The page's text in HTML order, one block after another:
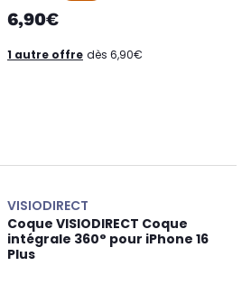
6,90€
1 autre offre dès 6,90€
VISIODIRECT
Coque VISIODIRECT Coque
intégrale 360° pour iPhone 16
Plus